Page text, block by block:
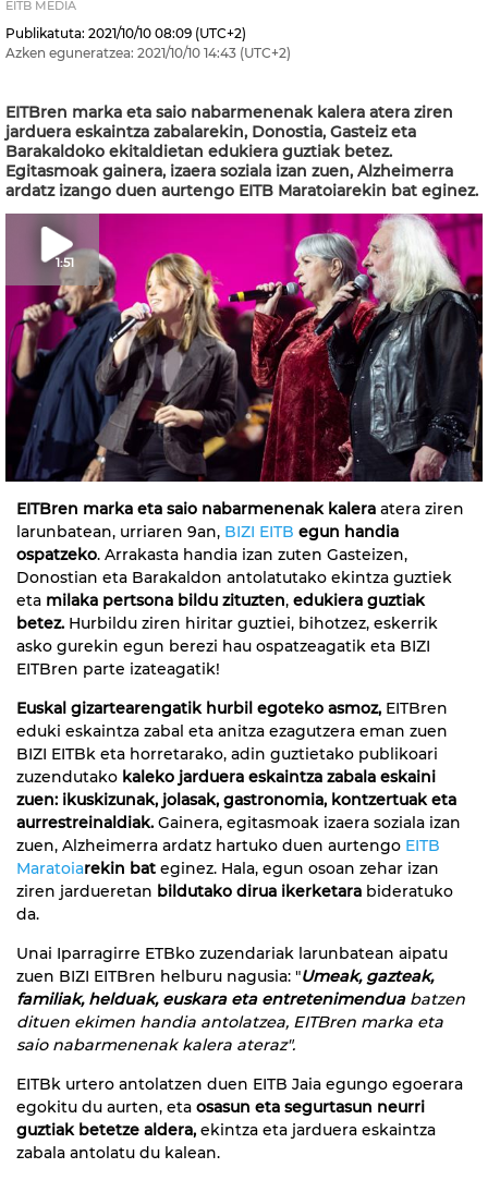
EITB MEDIA
Publikatuta: 2021/10/10 08:09 (UTC+2)
Azken eguneratzea: 2021/10/10 14:43 (UTC+2)
EITBren marka eta saio nabarmenenak kalera atera ziren
jarduera eskaintza zabalarekin, Donostia, Gasteiz eta
Barakaldoko ekitaldietan edukiera guztiak betez.
Egitasmoak gainera, izaera soziala izan zuen, Alzheimerra
ardatz izango duen aurtengo EITB Maratoiarekin bat eginez.
1:51
EITBren marka eta saio nabarmenenak kalera atera ziren
larunbatean, urriaren 9an, BIZI EITB egun handia
ospatzeko. Arrakasta handia izan zuten Gasteizen,
Donostian eta Barakaldon antolatutako ekintza guztiek
eta milaka pertsona bildu zituzten, edukiera guztiak
betez. Hurbildu ziren hiritar guztiei, bihotzez, eskerrik
asko gurekin egun berezi hau ospatzeagatik eta BIZI
EITBren parte izateagatik!
Euskal gizartearengatik hurbil egoteko asmoz, EITBren
eduki eskaintza zabal eta anitza ezagutzera eman zuen
BIZI EITBk eta horretarako, adin guztietako publikoari
zuzendutako kaleko jarduera eskaintza zabala eskaini
zuen: ikuskizunak, jolasak, gastronomia, kontzertuak eta
aurrestreinaldiak. Gainera, egitasmoak izaera soziala izan
zuen, Alzheimerra ardatz hartuko duen aurtengo EITB
Maratoiarekin bat eginez. Hala, egun osoan zehar izan
ziren jardueretan bildutako dirua ikerketara bideratuko
da.
Unai Iparragirre ETBko zuzendariak larunbatean aipatu
zuen BIZI EITBren helburu nagusia: "Umeak, gazteak,
familiak, helduak, euskara eta entretenimenduabatzen
dituen ekimen handia antolatzea, EITBren marka eta
saio nabarmenenak kalera ateraz".
EITBk urtero antolatzen duen EITB Jaia egungo egoerara
egokitu du aurten, eta osasun eta segurtasun neurri
guztiak betetze aldera, ekintza eta jarduera eskaintza
zabala antolatu du kalean.